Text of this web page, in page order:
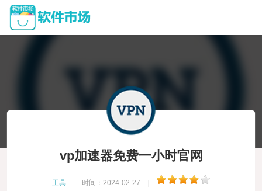
vp加速器免费一小时官网
工具 时间：2024-02-27